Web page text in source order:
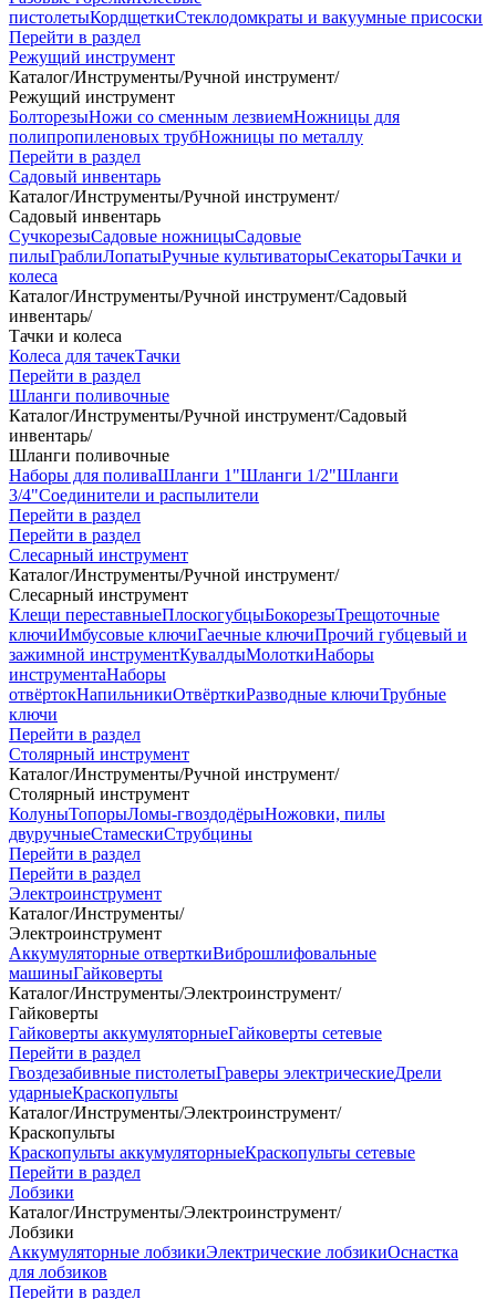
пистолетыКордщеткиСтеклодомкраты и вакуумные присоски
Перейти в раздел
Режущий инструмент
Каталог/Инструменты/Ручной инструмент/
Режущий инструмент
БолторезыНожи со сменным лезвиемНожницы для
полипропиленовых трубНожницы по металлу
Перейти в раздел
Садовый инвентарь
Каталог/Инструменты/Ручной инструмент/
Садовый инвентарь
СучкорезыСадовые ножницыСадовые
пилыГраблиЛопатыРучные культиваторыСекаторыТачки и
колеса
Каталог/Инструменты/Ручной инструмент/Садовый
инвентарь/
Тачки и колеса
Колеса для тачекТачки
Перейти в раздел
Шланги поливочные
Каталог/Инструменты/Ручной инструмент/Садовый
инвентарь/
Шланги поливочные
Наборы для поливаШланги 1"Шланги 1/2"Шланги
3/4"Соединители и распылители
Перейти в раздел
Перейти в раздел
Слесарный инструмент
Каталог/Инструменты/Ручной инструмент/
Слесарный инструмент
Клещи переставныеПлоскогубцыБокорезыТрещоточные
ключиИмбусовые ключиГаечные ключиПрочий губцевый и
зажимной инструментКувалдыМолоткиНаборы
инструментаНаборы
отвёртокНапильникиОтвёрткиРазводные ключиТрубные
ключи
Перейти в раздел
Столярный инструмент
Каталог/Инструменты/Ручной инструмент/
Столярный инструмент
КолуныТопорыЛомы-гвоздодёрыНожовки, пилы
двуручныеСтамескиСтрубцины
Перейти в раздел
Перейти в раздел
Электроинструмент
Каталог/Инструменты/
Электроинструмент
Аккумуляторные отверткиВиброшлифовальные
машиныГайковерты
Каталог/Инструменты/Электроинструмент/
Гайковерты
Гайковерты аккумуляторныеГайковерты сетевые
Перейти в раздел
Гвоздезабивные пистолетыГраверы электрическиеДрели
ударныеКраскопульты
Каталог/Инструменты/Электроинструмент/
Краскопульты
Краскопульты аккумуляторныеКраскопульты сетевые
Перейти в раздел
Лобзики
Каталог/Инструменты/Электроинструмент/
Лобзики
Аккумуляторные лобзикиЭлектрические лобзикиОснастка
для лобзиков
Перейти в раздел